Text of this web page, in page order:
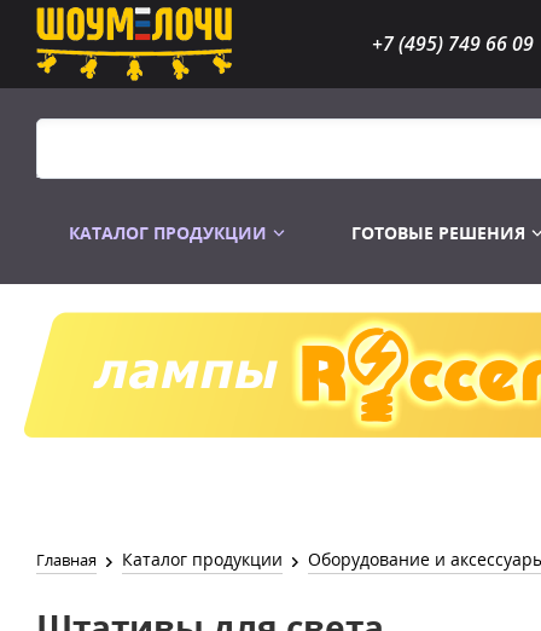
+7 (495) 749 66 09
КАТАЛОГ ПРОДУКЦИИ
Распродажа Лампы
ГОТОВЫЕ РЕШЕНИЯ
Главная Каталог продукции Оборудование и